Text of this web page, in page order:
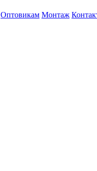
Оптовикам Монтаж